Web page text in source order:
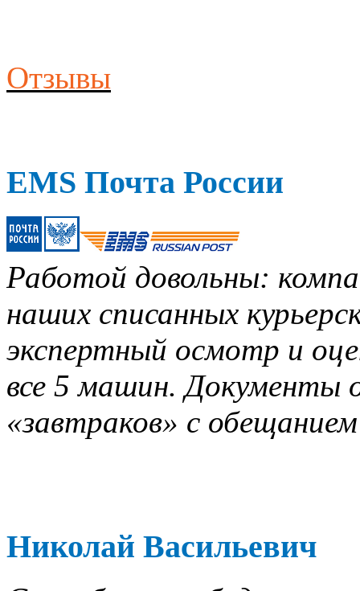
Отзывы
EMS Почта России
Работой довольны:
наших списанных
экспертный осмотр и
все 5 машин. Документы
«завтраков» с
Николай Васильевич